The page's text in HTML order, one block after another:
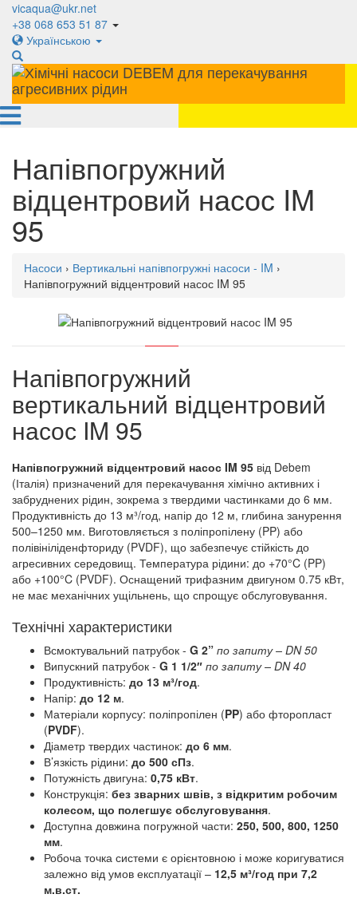
vicaqua@ukr.net
+38 068 653 51 87
Українською
Напівпогружний
відцентровий насос IM
95
Насоси › Вертикальні напівпогружні насоси - IM ›
Напівпогружний відцентровий насос IM 95
Напівпогружний
вертикальний відцентровий
насос IM 95
Напівпогружний відцентровий насос IM 95 від Debem
(Італія) призначений для перекачування хімічно активних і
забруднених рідин, зокрема з твердими частинками до 6 мм.
Продуктивність до 13 м³/год, напір до 12 м, глибина занурення
500–1250 мм. Виготовляється з поліпропілену (PP) або
полівініліденфториду (PVDF), що забезпечує стійкість до
агресивних середовищ. Температура рідини: до +70°C (PP)
або +100°C (PVDF). Оснащений трифазним двигуном 0.75 кВт,
не має механічних ущільнень, що спрощує обслуговування.
Технічні характеристики
Всмоктувальний патрубок - G 2” по запиту– DN 50
Випускний патрубок - G 1 1/2″ по запиту– DN 40
Продуктивність: до 13 м³/год.
Напір: до 12 м.
Матеріали корпусу: поліпропілен (PP) або фторопласт
(PVDF).
Діаметр твердих частинок: до 6 мм.
В’язкість рідини: до 500 сПз.
Потужність двигуна: 0,75 кВт.
Конструкція: без зварних швів, з відкритим робочим
колесом, що полегшує обслуговування.
Доступна довжина погружной части: 250, 500, 800, 1250
мм.
Робоча точка системи є орієнтовною і може коригуватися
залежно від умов експлуатації – 12,5 м³/год при 7,2
м.в.ст.